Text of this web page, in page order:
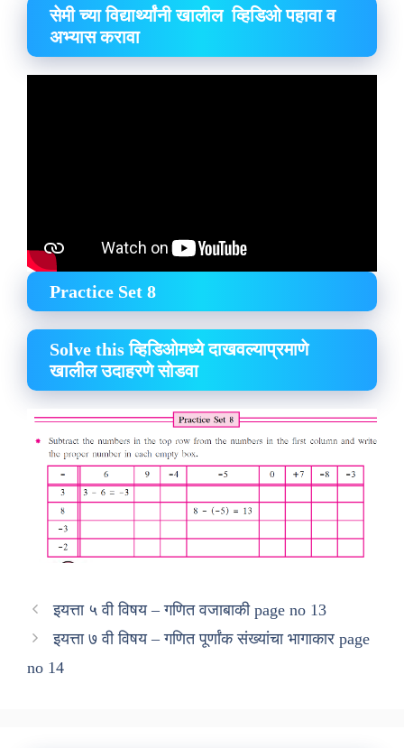
सेमी च्या विद्यार्थ्यांनी खालील व्हिडिओ पहावा व
अभ्यास करावा
Practice Set 8
Solve thisव्हिडिओमध्ये दाखवल्याप्रमाणे
खालील उदाहरणे सोडवा
इयत्ता ५ वी विषय – गणित वजाबाकी page no 13
इयत्ता ७ वी विषय – गणित पूर्णांक संख्यांचा भागाकार page
no 14